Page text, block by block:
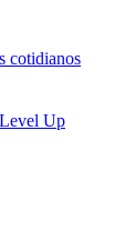
cotidianos
Level Up